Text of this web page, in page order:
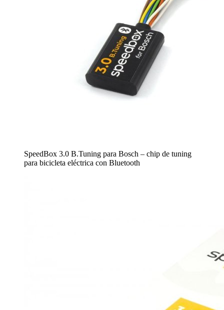
SpeedBox 3.0 B.Tuning para Bosch – chip de tuning
para bicicleta eléctrica con Bluetooth